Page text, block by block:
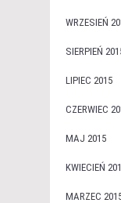
WRZESIEŃ
SIERPIEŃ
LIPIEC 2015
CZERWIEC
MAJ 2015
KWIECIEŃ
MARZEC